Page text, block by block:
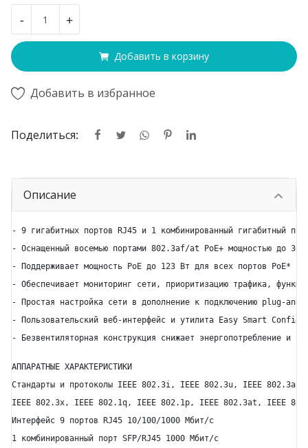
- +
Добавить в корзину
Добавить в избранное
Поделиться:
Описание
- 9 гигабитных портов RJ45 и 1 комбинированный гигабитный
- Оснащенный восемью портами 802.3af/at PoE+ мощностью до
- Поддерживает мощность PoE до 123 Вт для всех портов PoE*
- Обеспечивает мониторинг сети, приоритизацию трафика,
- Простая настройка сети в дополнение к подключению plug-
- Пользовательский веб-интерфейс и утилита Easy Smart
- Безвентиляторная конструкция снижает энергопотребление и
АППАРАТНЫЕ ХАРАКТЕРИСТИКИ
Стандарты и протоколы IEEE 802.3i, IEEE 802.3u, IEEE
IEEE 802.3x, IEEE 802.1q, IEEE 802.1p, IEEE 802.3at, IEEE
Интерфейс 9 портов RJ45 10/100/1000 Мбит/с
1 комбинированный порт SFP/RJ45 1000 Мбит/с